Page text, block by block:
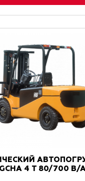
4 Т 80/700 В/